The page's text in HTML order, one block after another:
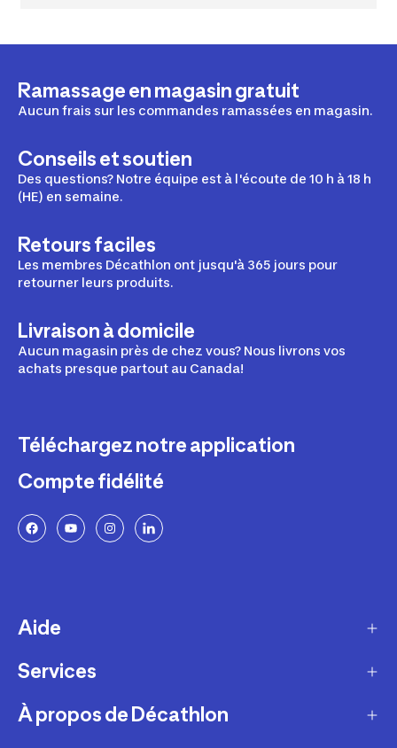
Ramassage en magasin gratuit
Aucun frais sur les commandes ramassées en magasin.
Conseils et soutien
Des questions? Notre équipe est à l'écoute de 10 h à 18 h
(HE) en semaine.
Retours faciles
Les membres Décathlon ont jusqu'à 365 jours pour
retourner leurs produits.
Livraison à domicile
Aucun magasin près de chez vous? Nous livrons vos
achats presque partout au Canada!
Téléchargez notre application
Compte fidélité
Aide
Livraison
Retours et échanges
Services
Programme de fidélité
À propos de Décathlon